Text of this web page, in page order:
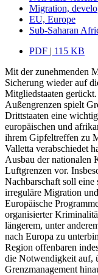
Migration,
EU, Europe
Sub-Saharan
PDF | 115 KB
Mit der zunehmenden
Sicherung wieder auf
Mitgliedstaaten
Außengrenzen spielt
Drittstaaten eine
europäischen und
ihrem Gipfeltreffen zu
Valletta verabschiedet
Ausbau der nationalen
Luftgrenzen vor.
Nachbarschaft soll eine
irreguläre Migration
Europäische
organisierter
längerem, unter
nach Europa zu
Region offenbaren
die Notwendigkeit auf,
Grenzmanagement